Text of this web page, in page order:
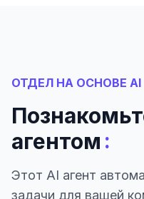
ОТДЕЛ НА ОСНОВЕ AI
агентом :
Этот AI агент
задачи для вашей